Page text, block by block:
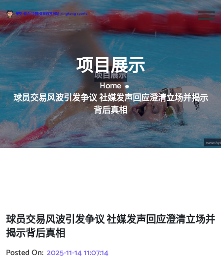
项目展示
Home
球员交易风波引发争议 社媒发声回应澄清立场并揭示
背后真相
球员交易风波引发争议 社媒发声回应澄清立场并
揭示背后真相
Posted On: 2025-11-14 11:07:14